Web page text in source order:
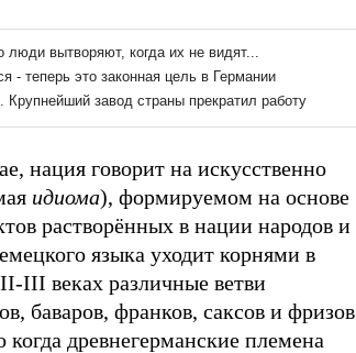
нация говорит на искусственно
идиома), формируемом на основе
растворённых в нации народов и
языка уходит корнями в
III веках различные ветви
баваров, франков, саксов и фризов
древнегерманские племена